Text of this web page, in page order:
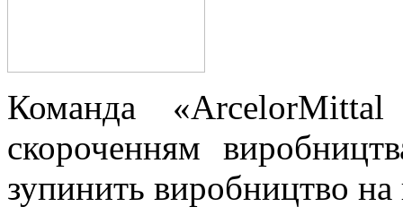
Команда
скороченням
зупинить виробництво